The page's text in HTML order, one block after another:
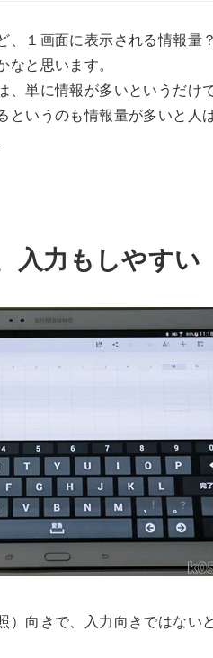
、１画面に表示される情報量
なと思います。
、単に情報が多いというだけ
というのも情報量が多いと人
入力もしやすい
）向きで、入力向きではない